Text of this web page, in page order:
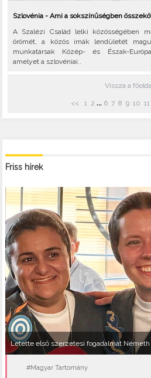
Szlovénia - Ami a sokszínűségben
A Szalézi Család lelki közösségében
örömét, a közös imák lendületét
munkatársak Közép- és Észak-
amelyet a szlovéniai..
Vissza a
<< 1 2 ... 6 7 8 9 10 11
Friss hírek
Letette első szerzetesi fogadalmát Németh
#Magyar Tartomány